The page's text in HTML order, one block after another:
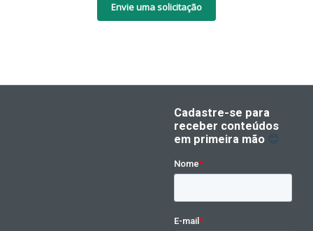
Envie uma solicitação